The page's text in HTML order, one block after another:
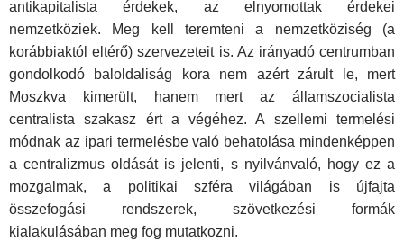
antikapitalista érdekek, az elnyomottak érdekei
nemzetköziek. Meg kell teremteni a nemzetköziség (a
korábbiaktól eltérő) szervezeteit is. Az irányadó centrumban
gondolkodó baloldaliság kora nem azért zárult le, mert
Moszkva kimerült, hanem mert az államszocia­lista
centralista szakasz ért a végéhez. A szellemi termelési
módnak az ipari termelésbe való behatolása mindenképpen
a centralizmus oldását is jelenti, s nyilvánvaló, hogy ez a
moz­galmak, a politikai szféra világában is újfajta
összefogási rendszerek, szövetkezési formák
kialakulásában meg fog mu­tatkozni.